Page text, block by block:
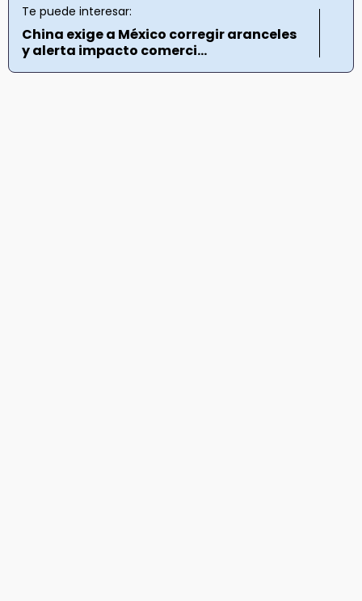
Te puede interesar:
China exige a México corregir aranceles
y alerta impacto comerci...